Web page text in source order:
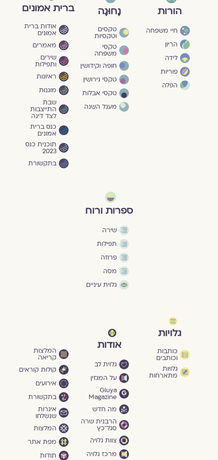
הורות
חיי משפחה
הריון
לידה
פוריות
הפלה
נָחוּגָה
טקסים
וטקסיות
טקסי
משפחה
חופה וקידושין
טקסי גירושין
טקסי אבלות
מעגל השנה
ברית אמונים
אודות ברית
אמונים
מאמרים
שירים
ותפילות
ראיונות
מוגנוּת
שבת
התייצבות
לצד דינה
כנס ברית
אמונים
תוכנית כנס
2023
בתקשורת
ספרות ורוח
שירה
תפילות
פרוזה
מסה
גלוית עיניים
גלויות
כותבות
וכותבים
גלויות
מתארחות
אודות
גלוית לב
על המגזין
Gluya
Magazine
מה חדש
הרבנית שרה
סגל־כץ
צוות גלויה
מרכז גלויה
המלצות
קריאה
קולות קוראים
אירועים
בתקשורת
איגרות
שנשלחו
המלצות
מפת אתר
תודות